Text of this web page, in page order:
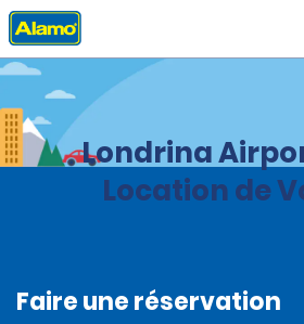
Accueil Agences
Londrina
Location de
Faire une réservation